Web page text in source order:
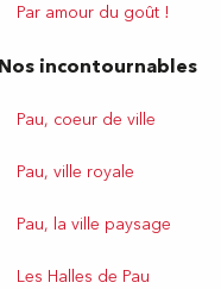
Par amour du goût !
Nos incontournables
Pau, coeur de ville
Pau, ville royale
Pau, la ville paysage
Les Halles de Pau